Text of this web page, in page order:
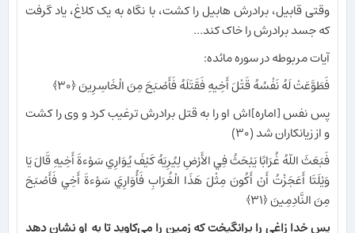
وقتی قابیل، برادرش هابیل را کشت، با نگاه به یک کلاغ، یاد گرفت
که جسد برادرش را خاک کند...
آیات مربوطه در سوره مائده:
فَطَوَّعَتْ لَهُ نَفْسُهُ قَتْلَ أَخِيهِ فَقَتَلَهُ فَأَصْبَحَ مِنَ الْخَاسِرِينَ ﴿۳۰﴾
پس نفس [اماره]اش او را به قتل برادرش ترغيب كرد و وى را كشت
و از زيانكاران شد (۳۰)
فَبَعَثَ اللّهُ غُرَابًا يَبْحَثُ فِي الأَرْضِ لِيُرِيَهُ كَيْفَ يُوَارِي سَوْءةَ أَخِيهِ قَالَ يَا
وَيْلَتَا أَعَجَزْتُ أَنْ أَكُونَ مِثْلَ هَذَا الْغُرَابِ فَأُوَارِيَ سَوْءةَ أَخِي فَأَصْبَحَ
مِنَ النَّادِمِينَ ﴿۳۱﴾
پس خدا زاغى را برانگيخت كه زمين را مى‌‏كاويد تا به او نشان دهد